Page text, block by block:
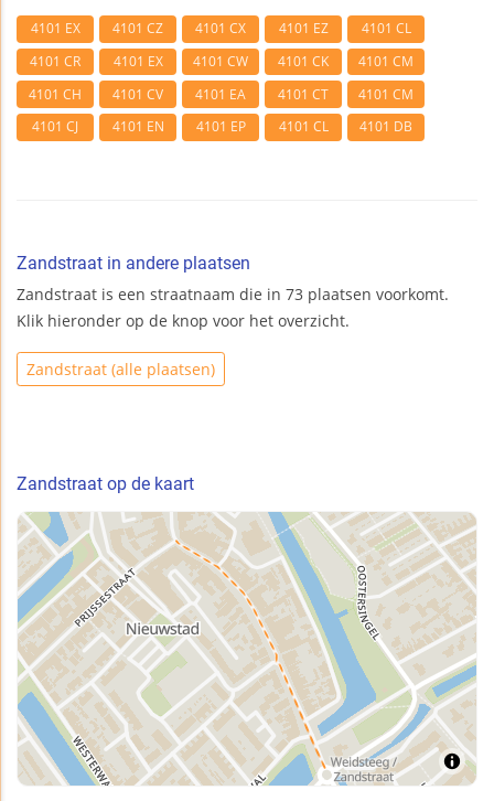
4101 EX 4101 CZ 4101 CX 4101 EZ
4101 CL
4101 CR
4101 EX 4101 CW 4101 CK
4101 CM
4101 CH
4101 CV 4101 EA 4101 CT
4101 CM
4101 CJ
4101 EN 4101 EP 4101 CL 4101 DB
Zandstraat in andere plaatsen
Zandstraat is een straatnaam die in 73 plaatsen voorkomt.
Klik hieronder op de knop voor het overzicht.
Zandstraat (alle plaatsen)
Zandstraat op de kaart